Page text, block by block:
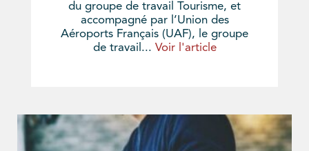
du groupe de travail Tourisme, et
accompagné par l’Union des
Aéroports Français (UAF), le groupe
de travail... Voir l'article